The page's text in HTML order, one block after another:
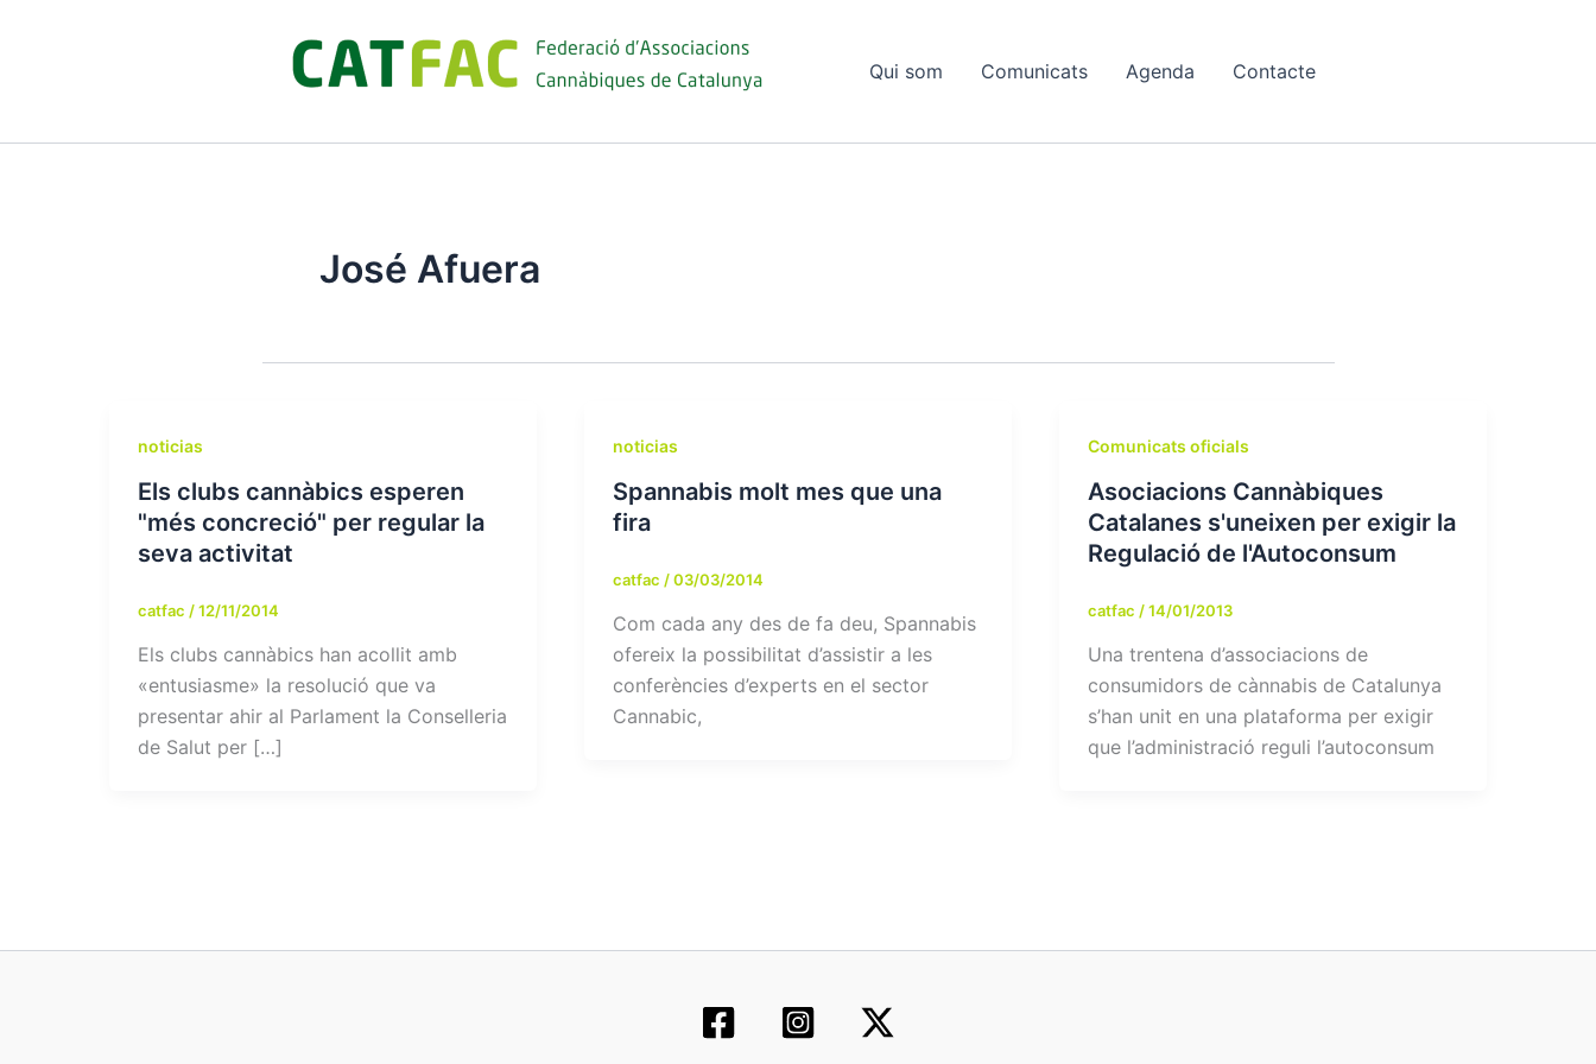
Qui som Comunicats Agenda Contacte
José Afuera
noticias
Els clubs cannàbics esperen
"més concreció" per regular la
seva activitat
catfac /12/11/2014
Els clubs cannàbics han acollit amb
«entusiasme» la resolució que va
presentar ahir al Parlament la Conselleria
de Salut per […]
noticias
Spannabis molt mes que una
fira
catfac /03/03/2014
Com cada any des de fa deu, Spannabis
ofereix la possibilitat d’assistir a les
conferències d’experts en el sector
Cannabic,
Comunicats oficials
Asociacions Cannàbiques
Catalanes s'uneixen per exigir la
Regulació de l'Autoconsum
catfac /14/01/2013
Una trentena d’associacions de
consumidors de cànnabis de Catalunya
s’han unit en una plataforma per exigir
que l’administració reguli l’autoconsum